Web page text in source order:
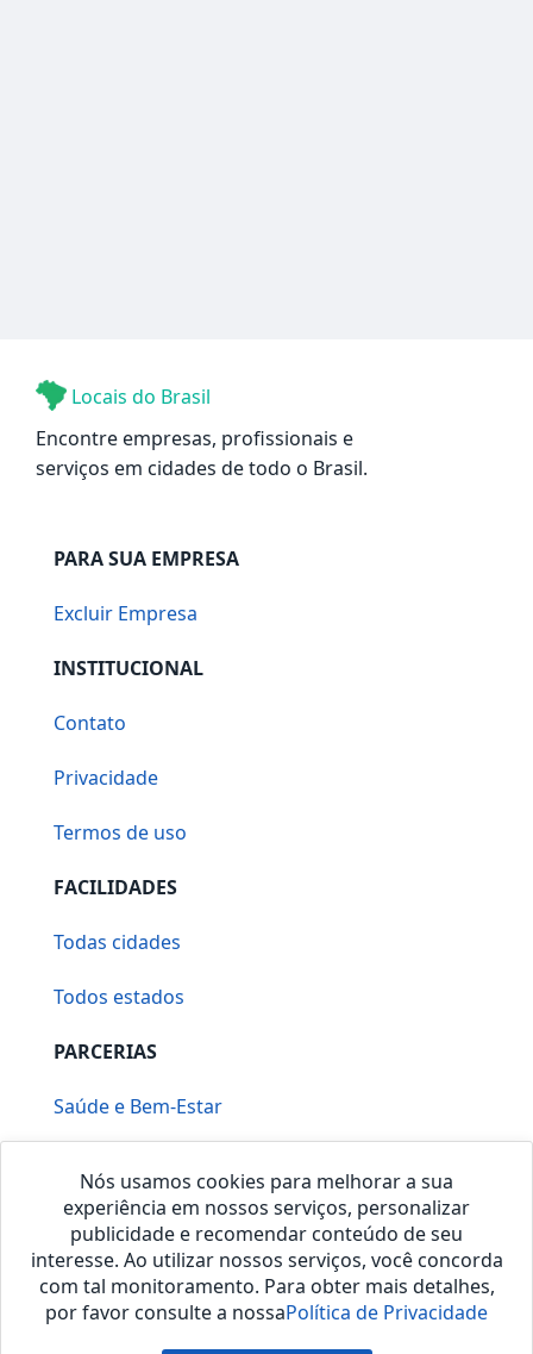
Locais do Brasil
Encontre empresas, profissionais e
serviços em cidades de todo o Brasil.
PARA SUA EMPRESA
Excluir Empresa
INSTITUCIONAL
Contato
Privacidade
Termos de uso
FACILIDADES
Todas cidades
Todos estados
PARCERIAS
Saúde e Bem-Estar
Nós usamos cookies para melhorar a sua
experiência em nossos serviços, personalizar
publicidade e recomendar conteúdo de seu
interesse. Ao utilizar nossos serviços, você concorda
com tal monitoramento. Para obter mais detalhes,
por favor consulte a nossaPolítica de Privacidade